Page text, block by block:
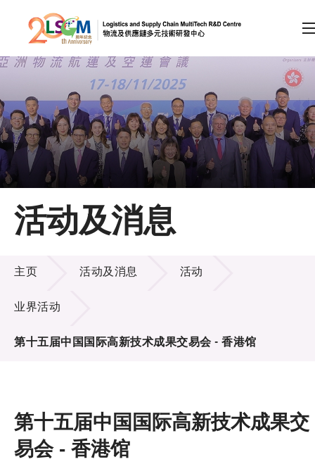
跳到内容（按回车键）
会员登录
A A EN 繁 简
主页
关于LSCM
技术商品化
项目及资助计划
新闻中心
活动及消息
活动及消息
主页 活动及消息 活动
业界活动
第十五届中国国际高新技术成果交易会 - 香港馆
第十五届中国国际高新技术成果交
易会 - 香港馆